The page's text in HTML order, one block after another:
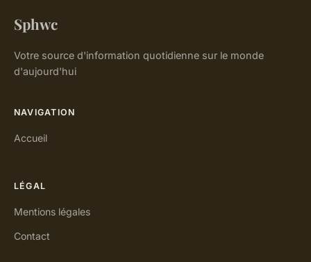
Sphwc
Votre source d'information quotidienne sur le monde
d'aujourd'hui
NAVIGATION
Accueil
LÉGAL
Mentions légales
Contact